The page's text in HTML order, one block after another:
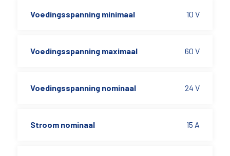
Voedingsspanning minimaal 10 V
Voedingsspanning maximaal 60 V
Voedingsspanning nominaal 24 V
Stroom nominaal 15 A